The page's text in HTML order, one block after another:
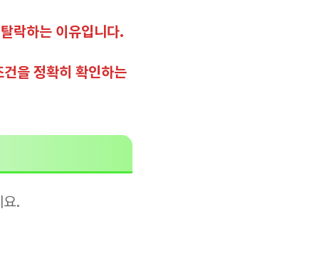
락하는 이유입니다.
건을 정확히 확인하는
요.